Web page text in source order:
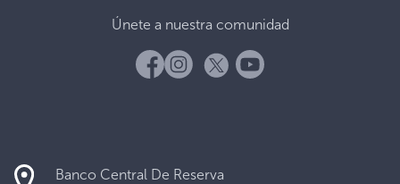
Banco Central De Reserva
Únete a nuestra comunidad